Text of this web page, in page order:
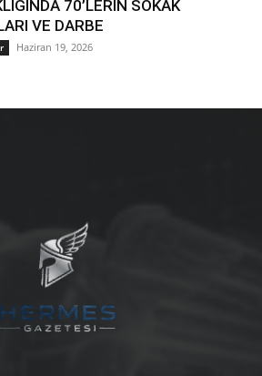
70’LERİN SOKAK
VE DARBE
Haziran 19, 2026